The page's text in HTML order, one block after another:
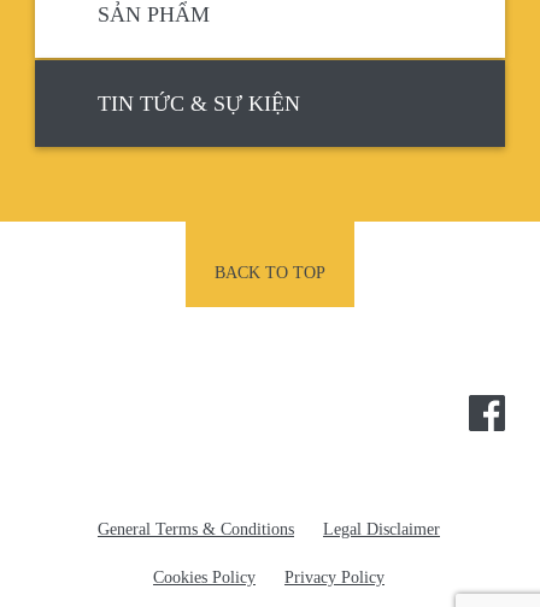
SẢN PHẨM
TIN TỨC & SỰ KIỆN
BACK TO TOP
POTECGeneral Terms & Conditions Legal Disclaimer
Cookies Policy Privacy Policy